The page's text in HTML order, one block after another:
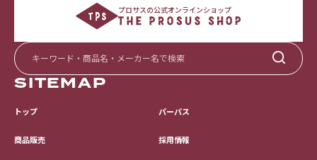
プロサスの公式オンラインショップ
SITEMAP
トップ
商品販売
パーパス
採用情報